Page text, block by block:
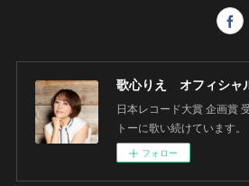
歌心りえ オフィシャ
日本レコード大賞 企画賞
トーに歌い続けています。
フォロー